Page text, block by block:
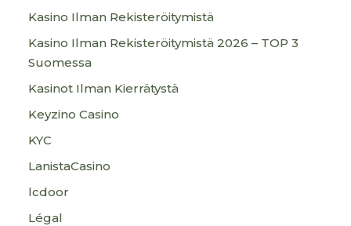
Kasino Ilman Rekisteröitymistä
Kasino Ilman Rekisteröitymistä 2026 – TOP 3
Suomessa
Kasinot Ilman Kierrätystä
Keyzino Casino
KYC
LanistaCasino
lcdoor
Légal